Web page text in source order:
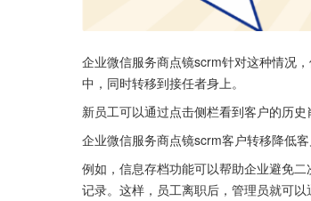
企业微信服务商点镜scrm针对这种情况
中，同时转移到接任者身上。
新员工可以通过点击侧栏看到客户的历
企业微信服务商点镜scrm客户转移降低
例如，信息存档功能可以帮助企业避免
记录。这样，员工离职后，管理员就可